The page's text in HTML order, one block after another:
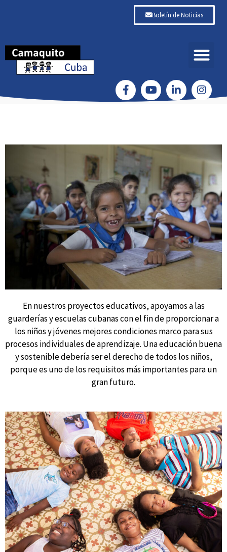
Boletín de Noticias
En nuestros proyectos educativos, apoyamos a las
guarderías y escuelas cubanas con el fin de proporcionar a
los niños y jóvenes mejores condiciones marco para sus
procesos individuales de aprendizaje. Una educación buena
y sostenible debería ser el derecho de todos los niños,
porque es uno de los requisitos más importantes para un
gran futuro.